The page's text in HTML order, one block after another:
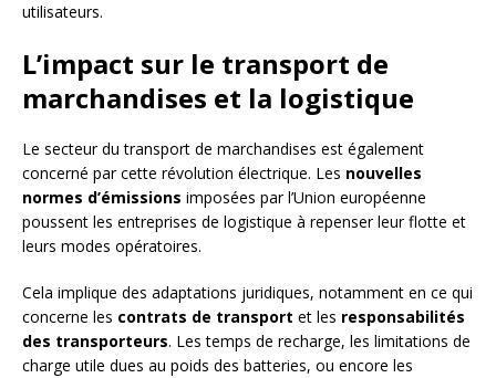
utilisateurs.
L’impact sur le transport de
marchandises et la logistique
Le secteur du transport de marchandises est également
concerné par cette révolution électrique. Les nouvelles
normes d’émissions imposées par l’Union européenne
poussent les entreprises de logistique à repenser leur flotte et
leurs modes opératoires.
Cela implique des adaptations juridiques, notamment en ce qui
concerne les contrats de transport et les responsabilités
des transporteurs. Les temps de recharge, les limitations de
charge utile dues au poids des batteries, ou encore les